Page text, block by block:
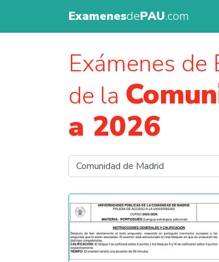
ExamenesdePAU.com
Exámenes de
de la
a 2026